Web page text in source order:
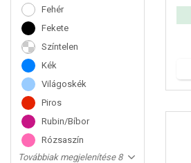
Fehér
Fekete
Színtelen
Kék
Világoskék
Piros
Rubin/Bíbor
Rózsaszín
Továbbiak megjelenítése 8